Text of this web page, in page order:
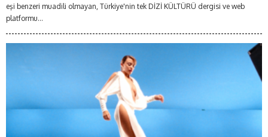
eşi benzeri muadili olmayan, Türkiye'nin tek DİZİ KÜLTÜRÜ dergisi ve web
platformu...